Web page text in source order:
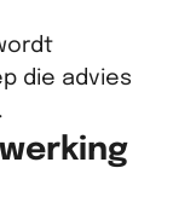
die advies
.